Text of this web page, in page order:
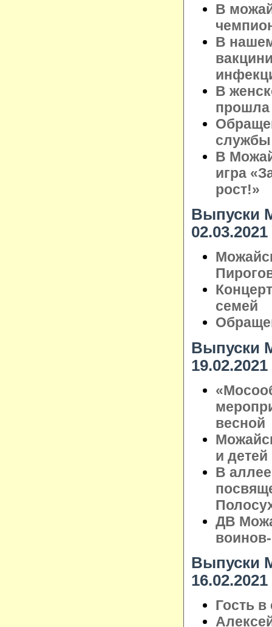
В
В
В
прошла
службы
В
игра
рост!»
Выпуски
02.03.2021
семей
Выпуски
19.02.2021
весной
и
В
ДВ
Выпуски
16.02.2021
Гость